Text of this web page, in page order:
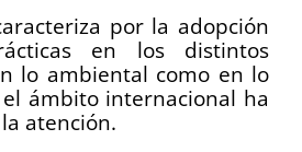
por la adopción
en los distintos
lo ambiental como en lo
ámbito internacional ha
atención.